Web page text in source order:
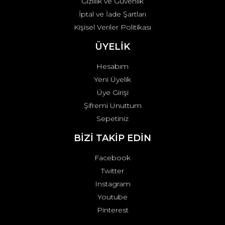
İptal ve İade Şartları
Kişisel Veriler Politikası
ÜYELİK
Hesabım
Yeni Üyelik
Üye Girişi
Şifremi Unuttum
Sepetiniz
BİZİ TAKİP EDİN
Facebook
Twitter
Instagram
Youtube
Pinterest